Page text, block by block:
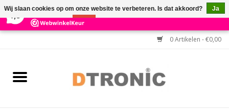
3 Reviews ×
0 Artikelen - €0,00
BARCODESCANNERS
Wij slaan cookies op om onze website te verbeteren. Is dat akkoord?
Ja
Nee